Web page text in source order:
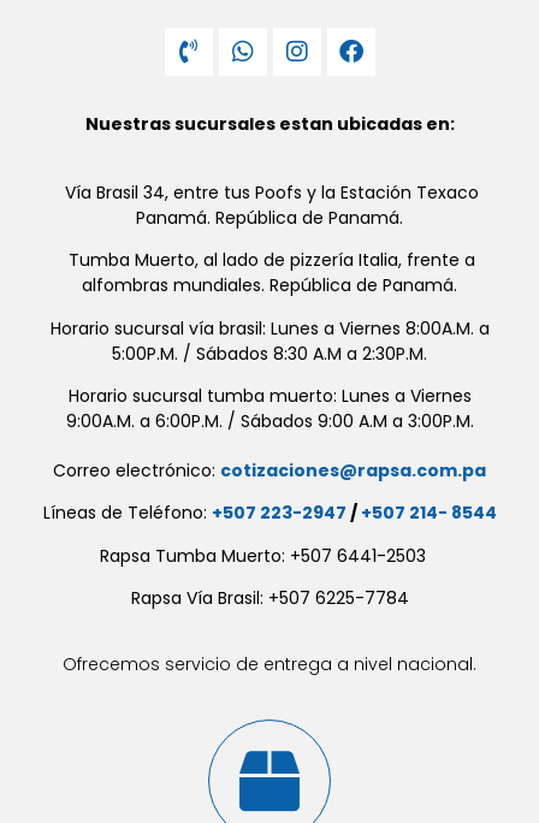
Nuestras sucursales estan ubicadas en:
Vía Brasil 34, entre tus Poofs y la Estación Texaco
Panamá. República de Panamá.
Tumba Muerto, al lado de pizzería Italia, frente a
alfombras mundiales. República de Panamá.
Horario sucursal vía brasil: Lunes a Viernes 8:00A.M. a
5:00P.M. / Sábados 8:30 A.M a 2:30P.M.
Horario sucursal tumba muerto: Lunes a Viernes
9:00A.M. a 6:00P.M. / Sábados 9:00 A.M a 3:00P.M.
Correo electrónico: cotizaciones@rapsa.com.pa
Líneas de Teléfono: +507 223-2947 / +507 214- 8544
Rapsa Tumba Muerto: +507 6441-2503
Rapsa Vía Brasil: +507 6225-7784
Ofrecemos servicio de entrega a nivel nacional.